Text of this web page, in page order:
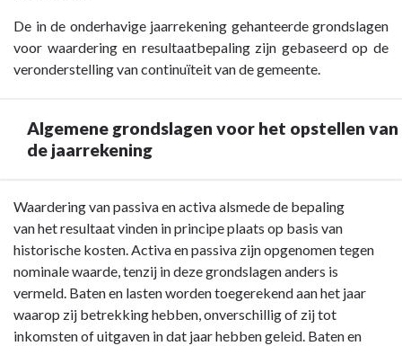
Algemene
grondslagen
voor
resultaatbepaling
De in de onderhavige jaarrekening gehanteerde grondslagen
voor waardering en resultaatbepaling zijn gebaseerd op de
veronderstelling van continuïteit van de gemeente.
Algemene grondslagen voor het opstellen van
de jaarrekening
Terug
naar
navigatie
Toelichting
op
Waardering van passiva en activa alsmede de bepaling
van het resultaat vinden in principe plaats op basis van
historische kosten. Activa en passiva zijn opgenomen tegen
nominale waarde, tenzij in deze grondslagen anders is
vermeld. Baten en lasten worden toegerekend aan het jaar
waarop zij betrekking hebben, onverschillig of zij tot
inkomsten of uitgaven in dat jaar hebben geleid. Baten en